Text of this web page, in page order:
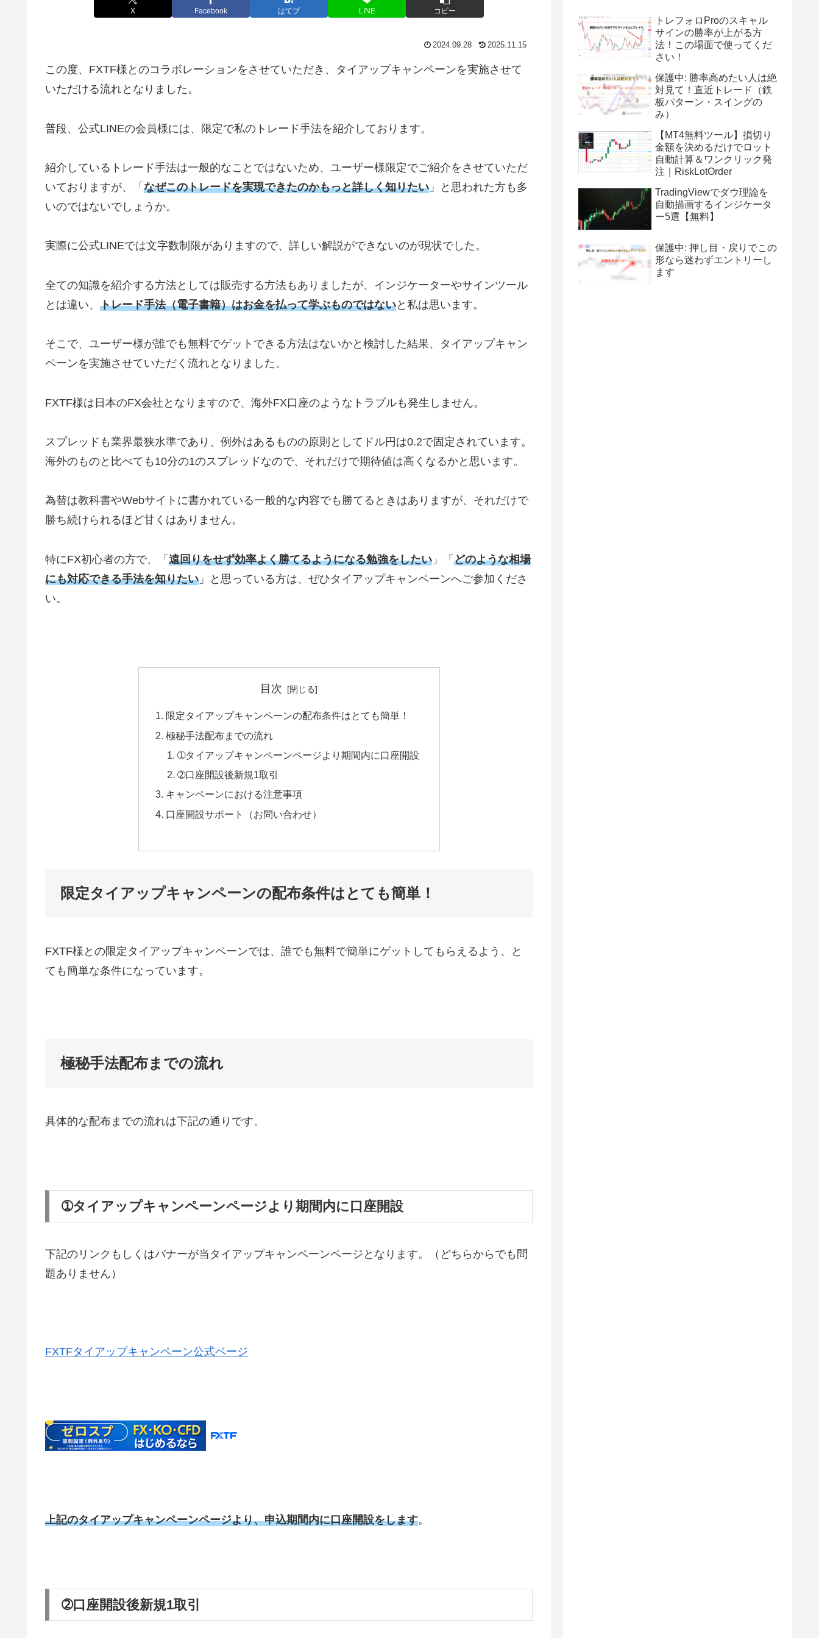
X Facebook はてブ LINE コピー
2024.09.28 2025.11.15
この度、 FXTF様とのコラボレーションをさせていただき、タイアップキャンペーンを実施させて
いただける流れとなりました。
普段、公式LINEの会員様には、限定で私のトレード手法を紹介しております。
紹介しているトレード手法は一般的なことではないため、ユーザー様限定でご紹介をさせていただ
いておりますが、「 なぜこのトレードを実現できたのかもっと詳しく知りたい 」と思われた方も多
いのではないでしょうか。
実際に公式LINEでは文字数制限がありますので、詳しい解説ができないのが現状でした。
全ての知識を紹介する方法としては販売する方法もありましたが、インジケーターやサインツール
とは違い、 トレード手法（電子書籍）はお金を払って学ぶものではないと私は思います。
そこで、ユーザー様が誰でも無料でゲットできる方法はないかと検討した結果、タイアップキャン
ペーンを実施させていただく流れとなりました。
FXTF様は日本のFX会社となりますので、海外FX口座のようなトラブルも発生しません。
スプレッドも業界最狭水準であり、例外はあるものの原則としてドル円は0.2で固定されています。
海外のものと比べても 10分の1のスプレッドなので、それだけで期待値は高くなるかと思います。
為替は教科書やWebサイトに書かれている一般的な内容でも勝てるときはありますが、それだけで
勝ち続けられるほど甘くはありません。
特にFX初心者の方で、「 遠回りをせず効率よく勝てるようになる勉強をしたい 」「 どのような相場
にも対応できる手法を知りたい 」と思っている方は、ぜひタイアップキャンペーンへご参加くださ
い。
目次
限定タイアップキャンペーンの配布条件はとても簡単！
極秘手法配布までの流れ
➀タイアップキャンペーンページより期間内に口座開設
➁口座開設後新規1取引
キャンペーンにおける注意事項
口座開設サポート（お問い合わせ）
限定タイアップキャンペーンの配布条件はとても簡単！
FXTF様との限定タイアップキャンペーンでは、誰でも無料で簡単にゲットしてもらえるよう、と
ても簡単な条件になっています。
極秘手法配布までの流れ
具体的な配布までの流れは下記の通りです。
➀タイアップキャンペーンページより期間内に口座開設
下記のリンクもしくはバナーが当タイアップキャンペーンページとなります。（どちらからでも問
題ありません）
FXTFタイアップキャンペーン公式ページ
上記のタイアップキャンペーンページより、申込期間内に口座開設をします。
➁口座開設後新規1取引
トレフォロProのスキャル
サインの勝率が上がる方
法！この場面で使ってくだ
さい！
保護中: 勝率高めたい人は絶
対見て！直近トレード（鉄
板パターン・スイングの
み）
【MT4無料ツール】損切り
金額を決めるだけでロット
自動計算＆ワンクリック発
注｜RiskLotOrder
TradingViewでダウ理論を
自動描画するインジケータ
ー5選【無料】
保護中: 押し目・戻りでこの
形なら迷わずエントリーし
ます